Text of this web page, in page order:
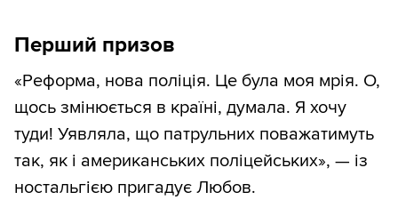
Перший призов
«Реформа, нова поліція. Це була моя мрія. О,
щось змінюється в країні, думала. Я хочу
туди! Уявляла, що патрульних поважатимуть
так, як і американських поліцейських», — із
ностальгією пригадує Любов.